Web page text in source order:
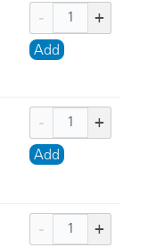
Add
Add